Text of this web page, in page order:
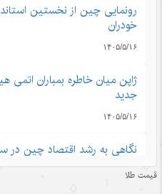
رونمایی چین از نخستین
خودران
۱۴۰۵/۵/۱۶
ژاپن میان خاطره بمباران
جدید
۱۴۰۵/۵/۱۶
نگاهی به رشد اقتصاد چین در
۱۴۰۵/۵/۱۶قیمت طلا